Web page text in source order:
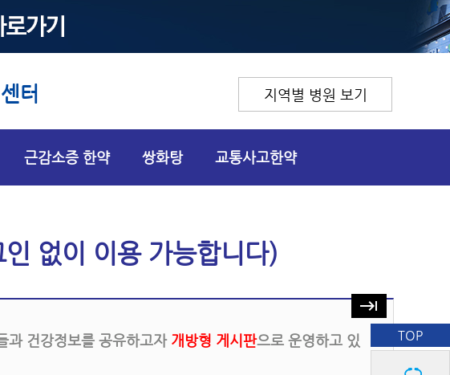
터 지역별 병원 보기
근감소증 한약 쌍화탕 교통사고한약
keyboard_tab
TOP
없이 이용 가능합니다)
과 건강정보를 공유하고자 개방형 게시판으로 운영하고 있